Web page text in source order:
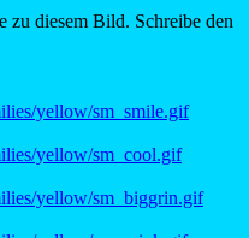
zu diesem Bild. Schreibe den